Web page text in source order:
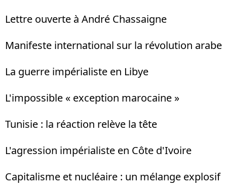
Lettre ouverte à André Chassaigne
Manifeste international sur la révolution arabe
La guerre impérialiste en Libye
L'impossible « exception marocaine »
Tunisie : la réaction relève la tête
L'agression impérialiste en Côte d'Ivoire
Capitalisme et nucléaire : un mélange explosif